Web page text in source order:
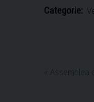
Categorie:
« Assemblea